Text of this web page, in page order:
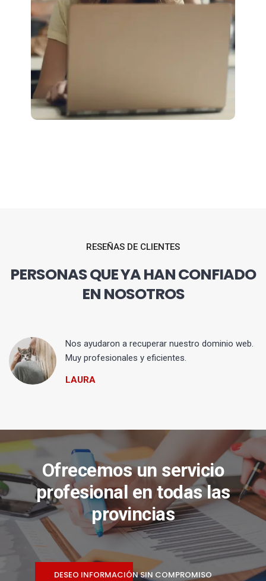
RESEÑAS DE CLIENTES
PERSONAS QUE YA HAN CONFIADO
EN NOSOTROS
Nos ayudaron a recuperar nuestro dominio web.
Muy profesionales y eficientes.
LAURA
Ofrecemos un servicio
profesional en todas las
provincias
DESEO INFORMACIÓN SIN COMPROMISO